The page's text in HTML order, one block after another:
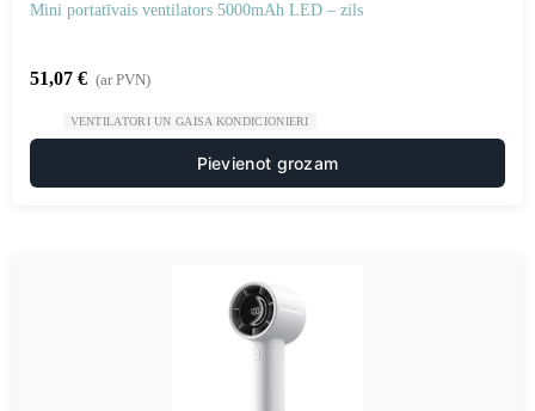
Mini portatīvais ventilators 5000mAh LED – zils
51,07 € (ar PVN)
VENTILATORI UN GAISA KONDICIONIERI
Pievienot grozam